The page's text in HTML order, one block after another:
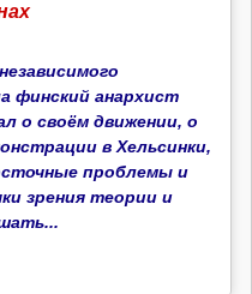
финский анархист
о своём движении, о
в Хельсинки,
проблемы и
зрения теории и